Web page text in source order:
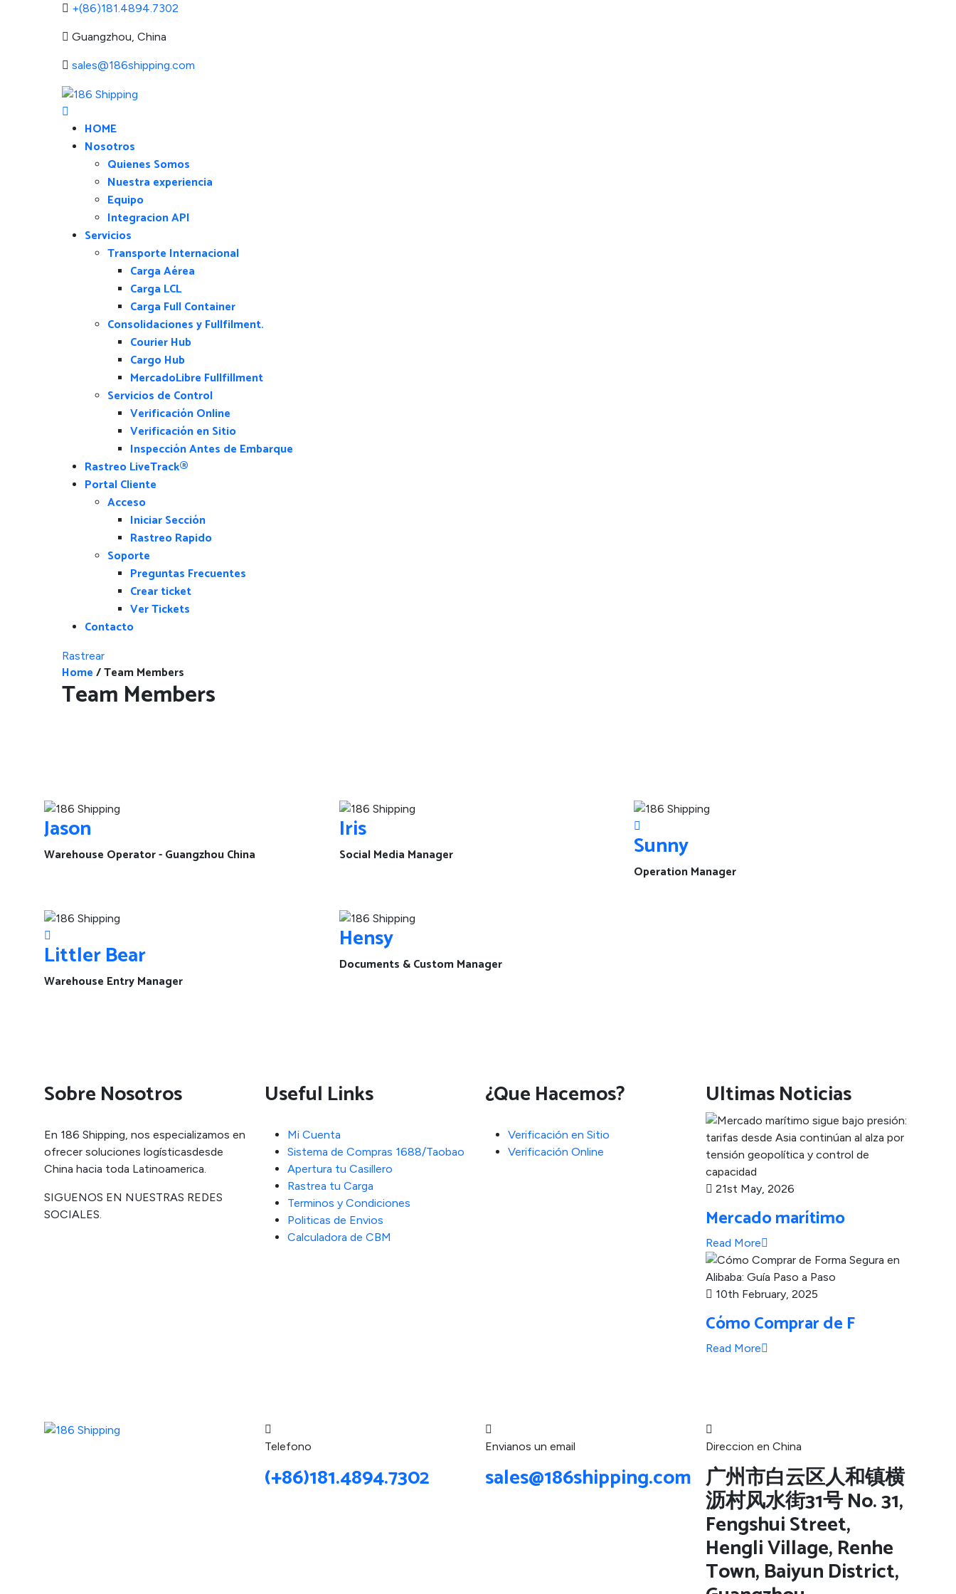
+(86)181.4894.7302
Guangzhou, China
sales@186shipping.com
HOME
Nosotros
Quienes Somos
Nuestra experiencia
Equipo
Integracion API
Servicios
Transporte Internacional
Carga Aérea
Carga LCL
Carga Full Container
Consolidaciones y Fullfilment.
Courier Hub
Cargo Hub
MercadoLibre Fullfillment
Servicios de Control
Verificación Online
Verificación en Sitio
Inspección Antes de Embarque
Rastreo LiveTrack®
Portal Cliente
Acceso
Iniciar Sección
Rastreo Rapido
Soporte
Preguntas Frecuentes
Crear ticket
Ver Tickets
Contacto
Rastrear
Home/Team Members
Team Members
Jason
Warehouse Operator - Guangzhou China
Iris
Social Media Manager Sunny
Operation Manager
Littler Bear
Warehouse Entry Manager
Hensy
Documents & Custom Manager
Sobre Nosotros
En 186 Shipping, nos especializamos en
ofrecer soluciones logísticasdesde
China hacia toda Latinoamerica.
SIGUENOS EN NUESTRAS REDES
SOCIALES.
Useful Links
Mi Cuenta
Sistema de Compras 1688/Taobao
Apertura tu Casillero
Rastrea tu Carga
Terminos y Condiciones
Politicas de Envios
Calculadora de CBM
¿Que Hacemos?
Verificación en Sitio
Verificación Online
Ultimas Noticias
21st May, 2026
Mercado marítimo
Read More
10th February, 2025
Cómo Comprar de F
Read More
Telefono
(+86)181.4894.7302
Envianos un email
sales@186shipping.com
Direccion en China
广州市白云区人和镇横
沥村风水街31号 No. 31,
Fengshui Street,
Hengli Village, Renhe
Town, Baiyun District,